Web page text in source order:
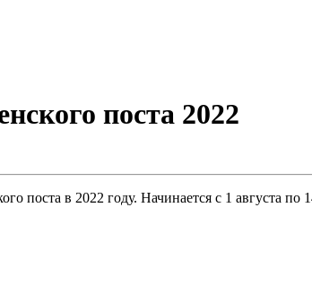
поста 2022
поста в 2022 году. Начинается с 1 августа по